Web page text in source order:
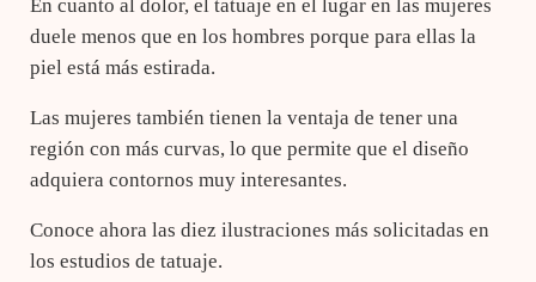
En cuanto al dolor, el tatuaje en el lugar en las mujeres
duele menos que en los hombres porque para ellas la
piel está más estirada.
Las mujeres también tienen la ventaja de tener una
región con más curvas, lo que permite que el diseño
adquiera contornos muy interesantes.
Conoce ahora las diez ilustraciones más solicitadas en
los estudios de tatuaje.